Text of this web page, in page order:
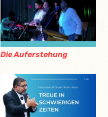
Die Auferstehung